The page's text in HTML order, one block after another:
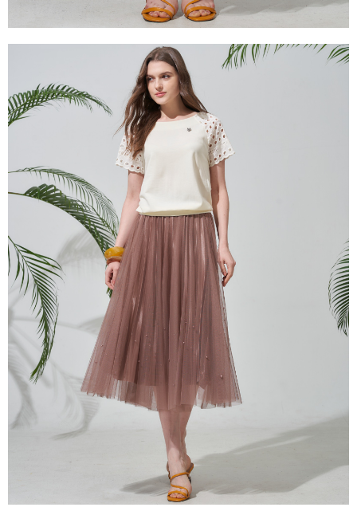
５．嚴禁一人註冊多個帳號或使用他人資訊註冊。若發現惡意使用之情形，